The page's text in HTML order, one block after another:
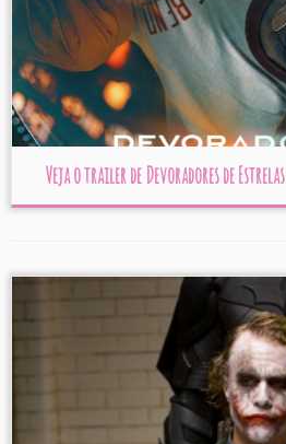
Veja o trailer de Devoradores de Estrelas